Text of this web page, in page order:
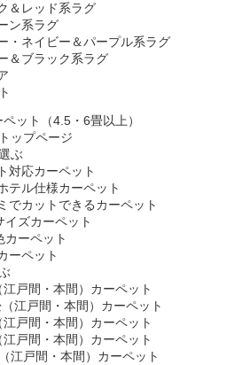
＆レッド系ラグ
ン系ラグ
・ネイビー＆パープル系ラグ
＆ブラック系ラグ
ペット（4.5・6畳以上）
ップページ
ぶ
対応カーペット
テル仕様カーペット
でカットできるカーペット
イズカーペット
カーペット
ーペット
江戸間・本間）カーペット
江戸間・本間）カーペット
江戸間・本間）カーペット
江戸間・本間）カーペット
江戸間・本間）カーペット